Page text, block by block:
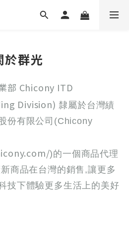
於群光
部 Chicony ITD
Division) 隸屬於台灣績
份有限公司(Chicony
)的一個商品代理
商品在台灣的銷售,讓更多
技下體驗更多生活上的美好